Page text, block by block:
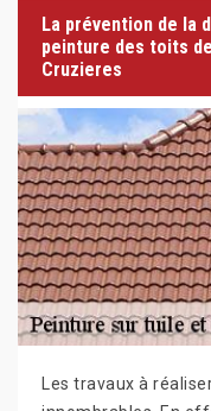
La prévention de la
peinture des toits
Cruzieres
Les travaux à